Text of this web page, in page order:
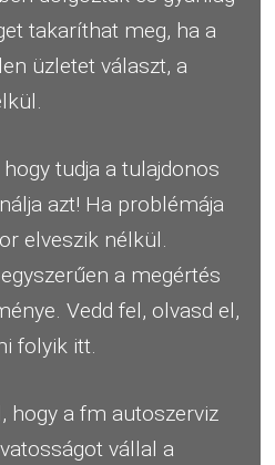
takaríthat meg, ha a
üzletet választ, a
tudja a tulajdonos
azt! Ha problémája
elveszik nélkül.
a megértés
Vedd fel, olvasd el,
folyik itt.
hogy a fm autoszerviz
vállal a